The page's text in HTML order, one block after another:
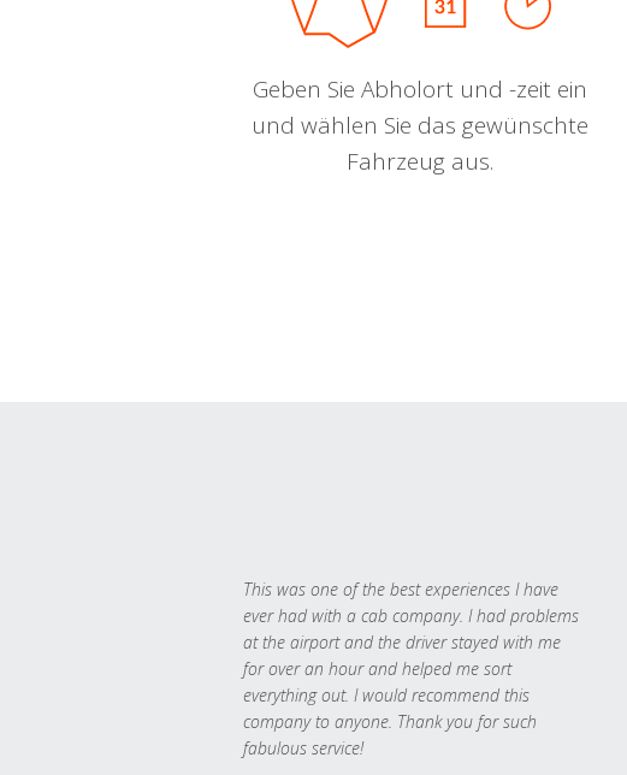
Geben Sie Abholort und -zeit ein
und wählen Sie das gewünschte
Fahrzeug aus.
This was one of the best experiences I have
ever had with a cab company. I had problems
at the airport and the driver stayed with me
for over an hour and helped me sort
everything out. I would recommend this
company to anyone. Thank you for such
fabulous service!